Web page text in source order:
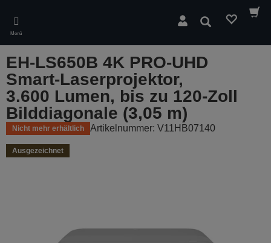
main
content
Menü
Suchen
EH-LS650B 4K PRO-UHD
Smart-Laserprojektor,
3.600 Lumen, bis zu 120-Zoll
Bilddiagonale (3,05 m)
Nicht mehr erhältlich Artikelnummer: V11HB07140
Ausgezeichnet